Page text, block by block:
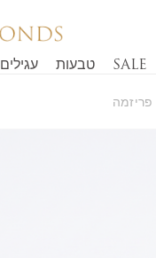
SALE טבעות עגילים